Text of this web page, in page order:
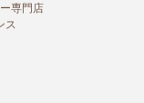
専門店
ス